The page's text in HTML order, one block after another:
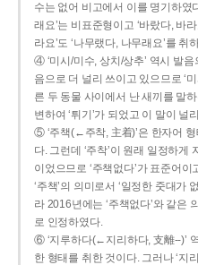
수는 없어 비고에서 이를 명기하였
래요’는 비표준형이고 ‘바랐다, 바
라요’도 ‘나무랬다, 나무래요’를 취
④ ‘미시/미수, 상치/상추’ 역시 발음
음으로 더 널리 쓰이고 있으므로 ‘
른 두 동물 사이에서 난 새끼를 말하
변하여 ‘튀기’가 되었고 이 말이 널
⑤ ‘주책(←주착, 主着)’은 한자어
다. 그런데 ‘주착’이 원래 일정하
이었으므로 ‘주책없다’가 표준어이
‘주책’의 의미로서 ‘일정한 줏대가
라 2016년에는 ‘주책없다’와 같은
로 인정하였다.
⑥ ‘지루하다(←지리하다, 支離--)’
한 형태를 취한 것이다. 그러나 ‘지